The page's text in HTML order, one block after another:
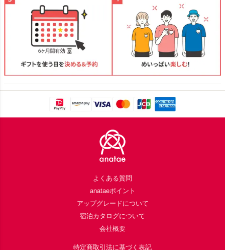
よくある質問
anataeポイント
アップグレードについて
宿泊カタログについて
会社概要
特定商取引法に基づく表記